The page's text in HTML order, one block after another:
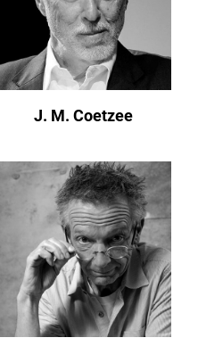
J. M. Coetzee